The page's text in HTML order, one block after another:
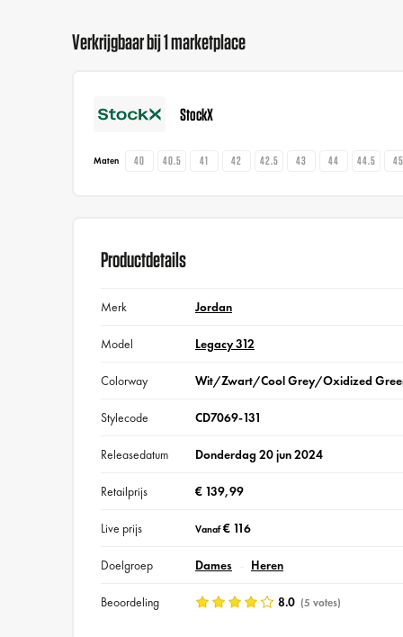
Verkrijgbaar bij 1 marketplace
StockX
Maten 40 40.5 41 42 42.5 43 44 44.5 45
Productdetails
Merk Jordan
Model Legacy 312
Colorway Wit/Zwart/Cool Grey/Oxidized
Stylecode CD7069-131
Releasedatum Donderdag 20 jun 2024
Retailprijs € 139,99
Live prijs Vanaf€ 116
Doelgroep Dames Heren
Beoordeling 8.0 (5 votes)